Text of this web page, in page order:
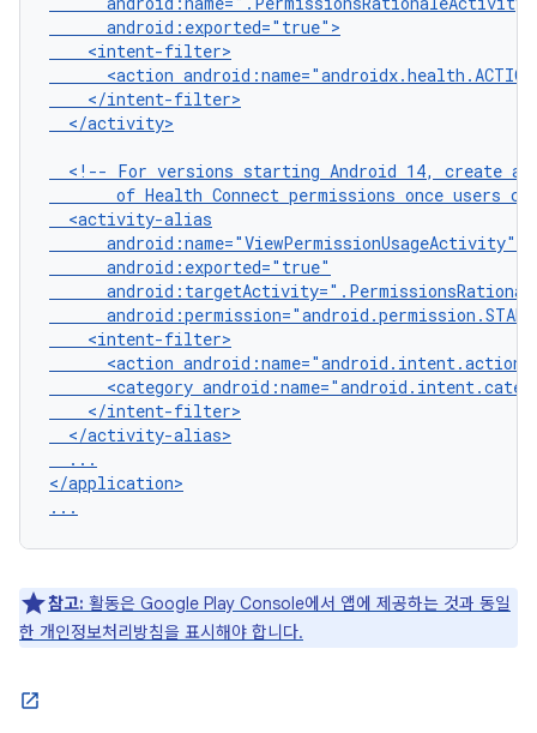
<action
</activity>
<!-- For versions starting Android 14, create an
of Health Connect permissions once users
<action
<category
...
</application>
참고: 활동은 Google Play Console에서 앱에 제공하는 것과 동일
한 개인정보처리방침을 표시해야 합니다.